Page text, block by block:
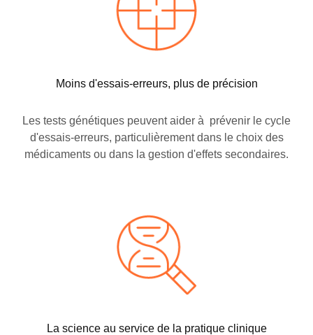
Moins d'essais-erreurs, plus de précision
Les tests génétiques peuvent aider à prévenir le cycle
d'essais-erreurs, particulièrement dans le choix des
médicaments ou dans la gestion d'effets secondaires.
La science au service de la pratique clinique